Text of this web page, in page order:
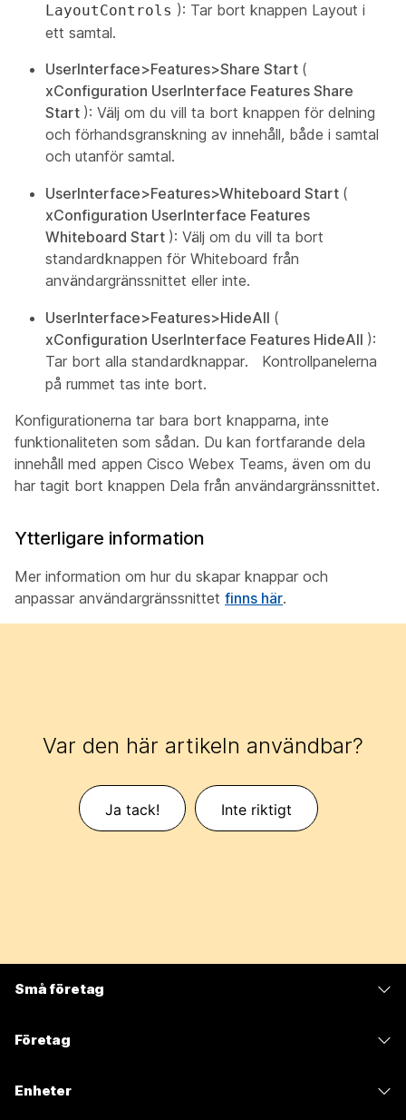
LayoutControls ): Tar bort knappen Layout i
ett samtal.
UserInterface>Features>Share Start (
xConfiguration UserInterface Features Share
Start ): Välj om du vill ta bort knappen för delning
och förhandsgranskning av innehåll, både i samtal
och utanför samtal.
UserInterface>Features>Whiteboard Start (
xConfiguration UserInterface Features
Whiteboard Start ): Välj om du vill ta bort
standardknappen för Whiteboard från
användargränssnittet eller inte.
UserInterface>Features>HideAll (
xConfiguration UserInterface Features HideAll ):
Tar bort alla standardknappar.
Kontrollpanelerna
på rummet tas inte bort.
Konfigurationerna tar bara bort knapparna, inte
funktionaliteten som sådan. Du kan fortfarande dela
innehåll med appen Cisco Webex Teams, även om du
har tagit bort knappen Dela från användargränssnittet.
Ytterligare information
Mer information om hur du skapar knappar och
anpassar användargränssnittet finns här.
Var den här artikeln användbar?
Ja tack! Inte riktigt
Små företag
Företag
Enheter